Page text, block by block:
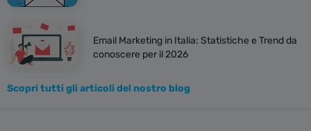
Email Marketing in Italia: Statistiche e Trend da
conoscere per il 2026
Scopri tutti gli articoli del nostro blog